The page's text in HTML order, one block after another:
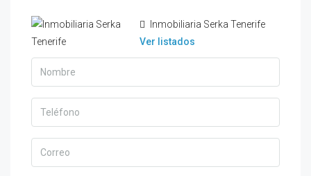
Inmobiliaria Serka Tenerife
Ver listados